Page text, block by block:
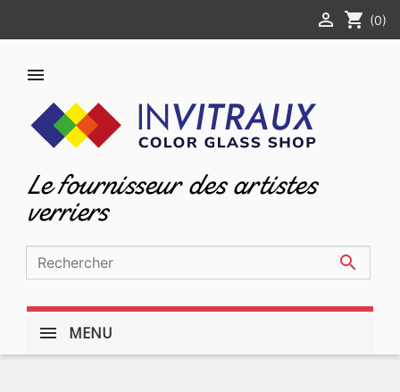
 shopping_cart (0)

Le fournisseur des artistes
verriers

MENU